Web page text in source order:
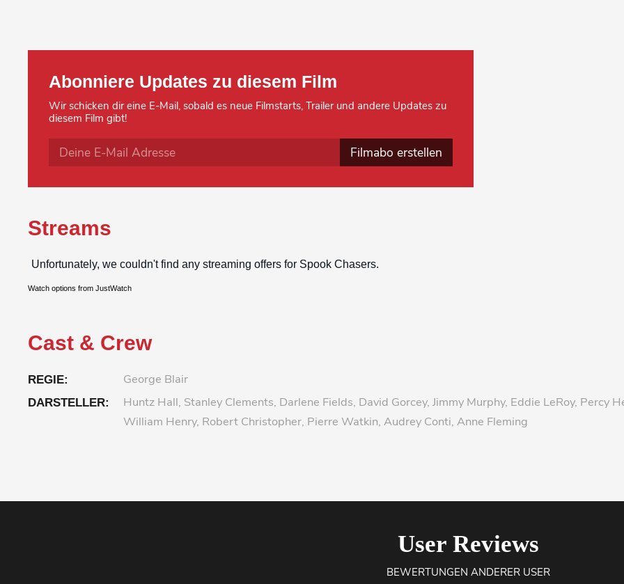
Abonniere Updates zu diesem Film
Wir schicken dir eine E-Mail, sobald es neue Filmstarts, Trailer und andere Updates zu
diesem Film gibt!
Filmabo erstellen
Streams
Watch options from JustWatch
Cast & Crew
REGIE: George Blair
DARSTELLER:
Huntz Hall, Stanley Clements, Darlene Fields, David Gorcey, Jimmy Murphy, Eddie LeRoy, Percy
William Henry, Robert Christopher, Pierre Watkin, Audrey Conti, Anne Fleming
User Reviews
BEWERTUNGEN ANDERER USER